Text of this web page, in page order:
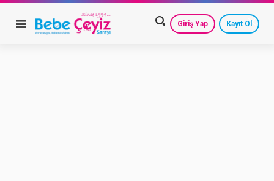
Giriş Yap Kayıt Ol